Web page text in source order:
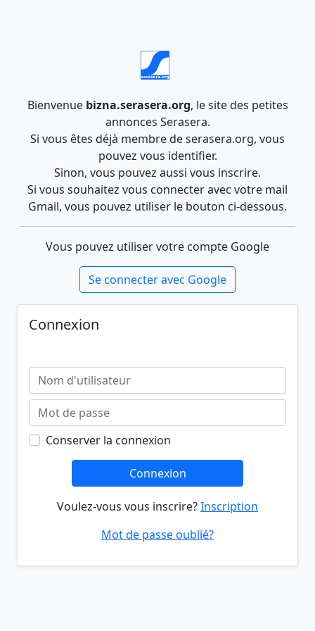
Bienvenue bizna.serasera.org, le site des petites
annonces Serasera.
Si vous êtes déjà membre de serasera.org, vous
pouvez vous identifier.
Sinon, vous pouvez aussi vous inscrire.
Si vous souhaitez vous connecter avec votre mail
Gmail, vous pouvez utiliser le bouton ci-dessous.
Vous pouvez utiliser votre compte Google
Se connecter avec Google
Connexion
Conserver la connexion
Connexion
Voulez-vous vous inscrire?Inscription
Mot de passe oublié?